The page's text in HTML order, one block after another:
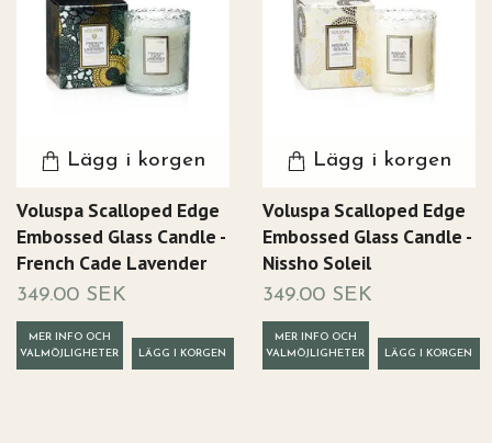
Lägg i korgen
Voluspa Scalloped Edge
Embossed Glass Candle -
French Cade Lavender
349.00 SEK
MER INFO OCH
VALMÖJLIGHETER
Lägg i korgen
Voluspa Scalloped Edge
Embossed Glass Candle -
Nissho Soleil
349.00 SEK
MER INFO OCH
VALMÖJLIGHETER